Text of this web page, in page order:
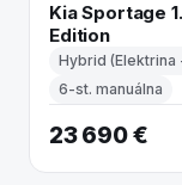
Kia Sportage
Edition
Hybrid (Elektrina
6-st. manuálna
23 690 €